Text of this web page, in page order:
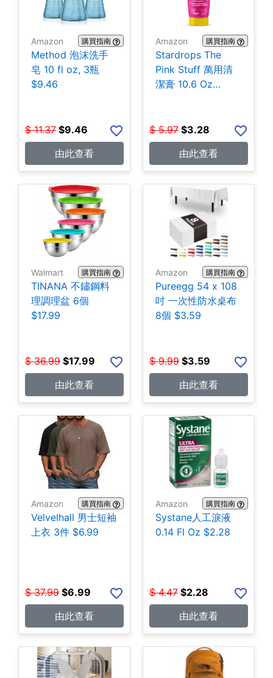
Amazon 購買指南
Method 泡沫洗手
皂 10 fl oz, 3瓶
$9.46
$ 11.37 $9.46
由此查看
Amazon 購買指南
Stardrops The
Pink Stuff 萬用清
潔膏 10.6 Oz
$ 5.97 $3.28
由此查看
Walmart 購買指南
TINANA 不鏽鋼料
理調理盆 6個
$17.99
$ 36.99 $17.99
由此查看
Amazon 購買指南
Pureegg 54 x 108
吋 一次性防水桌布
8個 $3.59
$ 9.99 $3.59
由此查看
Amazon 購買指南
Velvelhall 男士短袖
上衣 3件 $6.99
$ 37.99 $6.99
由此查看
Amazon 購買指南
Systane人工淚液
0.14 Fl Oz $2.28
$ 4.47 $2.28
由此查看